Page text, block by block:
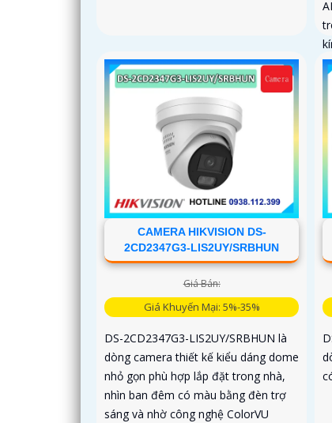
CAMERA HIKVISION DS-
2CD2347G3-LIS2UY/SRBHUN
Giá Bán:
Giá Khuyến Mại: 5%-35%
DS-2CD2347G3-LIS2UY/SRBHUN là
dòng camera thiết kế kiểu dáng dome
nhỏ gọn phù hợp lắp đặt trong nhà,
nhìn ban đêm có màu bằng đèn trợ
sáng và nhờ công nghệ ColorVU